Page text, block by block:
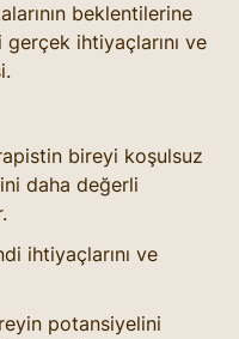
beklentilerine
ihtiyaçlarını ve
bireyi koşulsuz
daha değerli
ihtiyaçlarını ve
potansiyelini